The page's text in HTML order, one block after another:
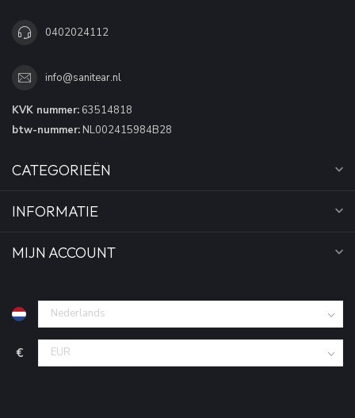
0402024112
info@sanitear.nl
KVK nummer: 63514818
btw-nummer: NL002415984B28
CATEGORIEËN
INFORMATIE
MIJN ACCOUNT
€